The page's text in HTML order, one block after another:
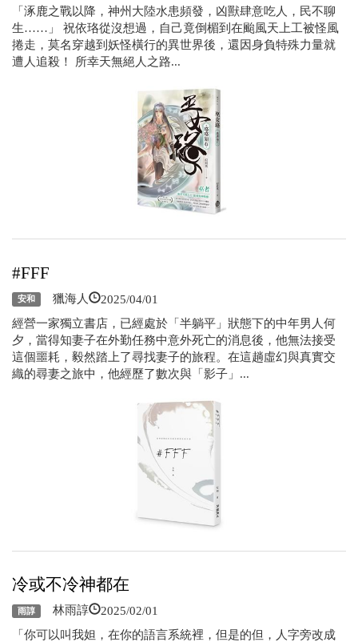
「涿鹿之戰以降，神州大陸水患頻發，凶獸肆意吃人，民不聊
生……」 祝依珞從沒想過，自己竟倒楣到在颱風天上工被怪風
捲走，莫名穿越到妖怪橫行的異世界後，還因身負特殊力量就
遭人追殺！ 所幸天無絕人之路...
#FFF
安和 獵海人 2025/04/01
經營一家獨立書店，已經處於「半躺平」狀態下的中年男人何
夕，當得知妻子在外勤任務中意外死亡的消息後，他無法接受
這個噩耗，毅然踏上了尋找妻子的旅程。在這趟虛幻與真實交
織的尋妻之旅中，他經歷了數次與「影子」...
冷或不冷神都在
雨諄 林雨諄 2025/02/01
「你可以叫我妲，在你的語言系統裡，但是的但，人字旁改成